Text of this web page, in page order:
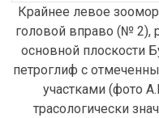
Крайнее левое
головой вправо (№ 2),
основной плоскости
петроглиф с
участками (фото
трасологически